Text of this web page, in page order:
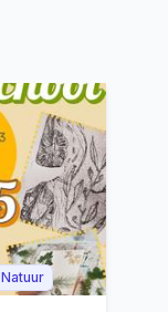
Natuur